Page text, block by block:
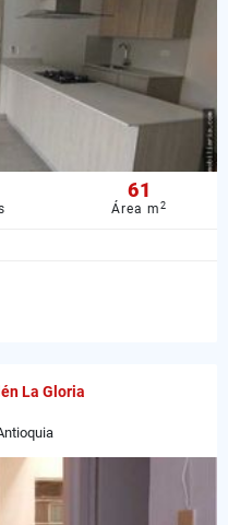
61
Área m2
La Gloria